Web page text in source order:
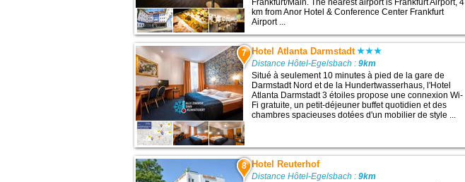
km from Anor Hotel & Conference Center Frankfurt
Airport ...
7 Hotel Atlanta Darmstadt
Distance Hôtel-Egelsbach :9km
Situé à seulement 10 minutes à pied de la gare de
Darmstadt Nord et de la Hundertwasserhaus, l'Hotel
Atlanta Darmstadt 3 étoiles propose une connexion Wi-
Fi gratuite, un petit-déjeuner buffet quotidien et des
chambres spacieuses dotées d'un mobilier de style ...
8 Hotel Reuterhof
Distance Hôtel-Egelsbach :9km